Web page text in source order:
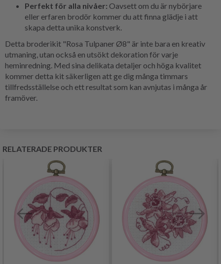
Perfekt för alla nivåer: Oavsett om du är nybörjare
eller erfaren brodör kommer du att finna glädje i att
skapa detta unika konstverk.
Detta broderikit "Rosa Tulpaner Ø8" är inte bara en kreativ
utmaning, utan också en utsökt dekoration för varje
heminredning. Med sina delikata detaljer och höga kvalitet
kommer detta kit säkerligen att ge dig många timmars
tillfredsställelse och ett resultat som kan avnjutas i många år
framöver.
RELATERADE PRODUKTER